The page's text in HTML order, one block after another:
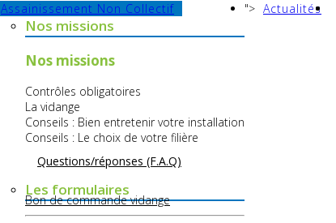
Assainissement Non Collectif
Nos missions
Nos missions
Contrôles obligatoires
La vidange
Conseils : Bien entretenir votre installation
Conseils : Le choix de votre filière
Questions/réponses (F.A.Q)
Les formulaires
Bon de commande vidange
"> Actualités